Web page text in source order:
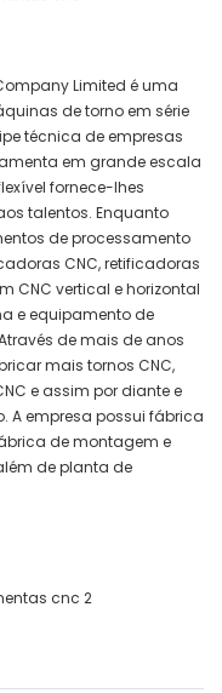
Limited é uma
de torno em série
técnica de empresas
em grande escala
fornece-lhes
talentos. Enquanto
de processamento
CNC, retificadoras
CNC vertical e horizontal
e equipamento de
de mais de anos
mais tornos CNC,
e assim por diante e
A empresa possui fábrica
de montagem e
de planta de